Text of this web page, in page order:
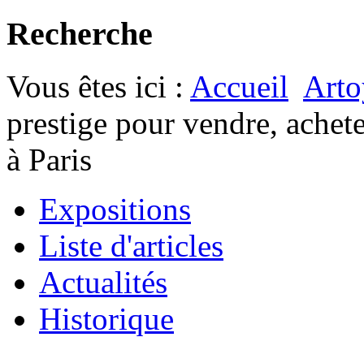
Recherche
Vous êtes ici : Accueil
prestige pour vendre,
à Paris
Expositions
Liste d'articles
Actualités
Historique